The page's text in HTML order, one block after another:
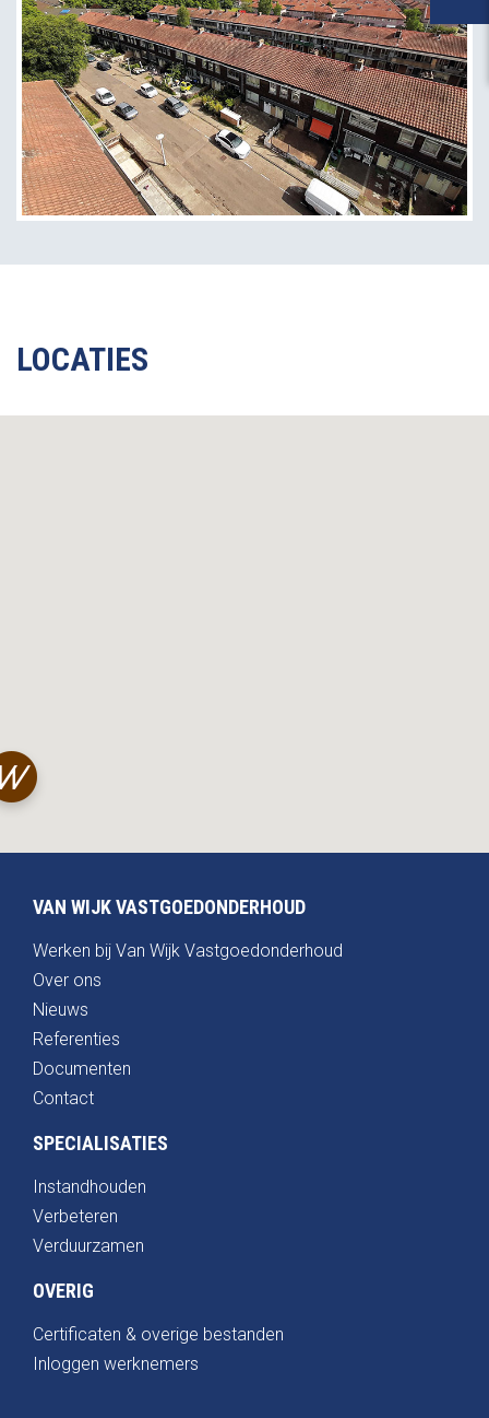
LOCATIES
VAN WIJK VASTGOEDONDERHOUD
Werken bij Van Wijk Vastgoedonderhoud
Over ons
Nieuws
Referenties
Documenten
Contact
SPECIALISATIES
Instandhouden
Verbeteren
Verduurzamen
OVERIG
Certificaten & overige bestanden
Inloggen werknemers